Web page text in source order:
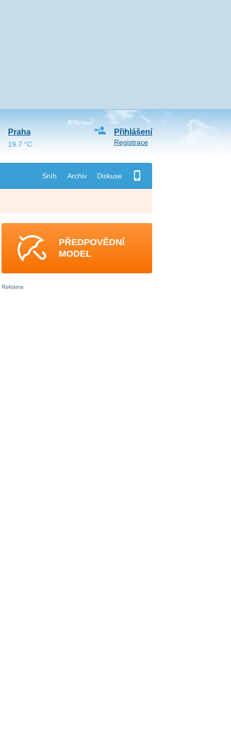
Sníh Archiv Diskuse
Přihlášení
Registrace
Praha
19.7 °C
PŘEDPOVĚDNÍ
MODEL